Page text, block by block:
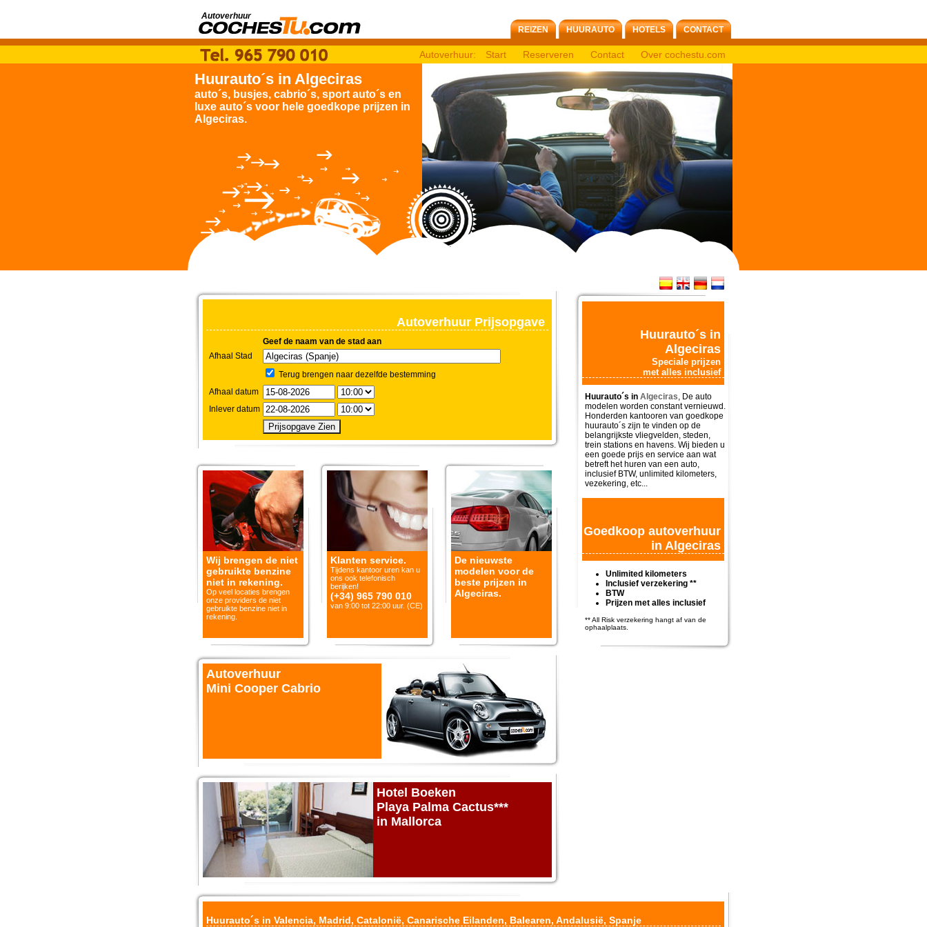
Autoverhuur
CONTACT
HOTELS
HUURAUTO
REIZEN
Autoverhuur: Start Reserveren Contact Over cochestu.com
Huurauto´s in Algeciras
auto´s, busjes, cabrio´s, sport auto´s en
luxe auto´s voor hele goedkope prijzen in
Algeciras.
Huurauto´s in
Algeciras
Speciale prijzen
met alles inclusief
Huurauto´s in Algeciras, De auto
modelen worden constant vernieuwd.
Honderden kantooren van goedkope
huurauto´s zijn te vinden op de
belangrijkste vliegvelden, steden,
trein stations en havens. Wij bieden u
een goede prijs en service aan wat
betreft het huren van een auto,
inclusief BTW, unlimited kilometers,
vezekering, etc...
Goedkoop autoverhuur
in Algeciras
Unlimited kilometers
Inclusief verzekering **
BTW
Prijzen met alles inclusief
** All Risk verzekering hangt af van de
ophaalplaats.
Autoverhuur Prijsopgave
Geef de naam van de stad aan
Afhaal Stad
Terug brengen naar dezelfde bestemming
Afhaal datum
Inlever datum
Wij brengen de niet
gebruikte benzine
niet in rekening.
Op veel locaties brengen
onze providers de niet
gebruikte benzine niet in
rekening.
Klanten service.
Tijdens kantoor uren kan u
ons ook telefonisch
berijken!
(+34) 965 790 010
van 9:00 tot 22:00 uur. (CE)
De nieuwste
modelen voor de
beste prijzen in
Algeciras.
Autoverhuur
Mini Cooper Cabrio
Hotel Boeken
Playa Palma Cactus***
in Mallorca
Huurauto´s in Valencia, Madrid, Catalonië, Canarische Eilanden, Balearen, Andalusië, Spanje